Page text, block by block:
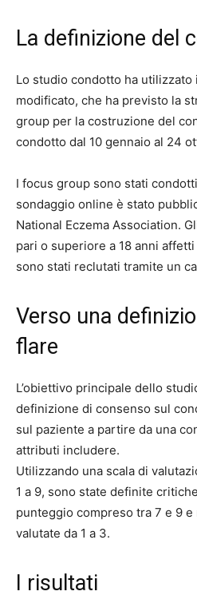
La definizione del
Lo studio condotto ha utilizzato
modificato, che ha previsto la
group per la costruzione del
condotto dal 10 gennaio al 24
I focus group sono stati
sondaggio online è stato
National Eczema Association.
pari o superiore a 18 anni
sono stati reclutati tramite un
Verso una
flare
L’obiettivo principale dello
definizione di consenso sul
sul paziente a partire da una
attributi includere.
Utilizzando una scala di
1 a 9, sono state definite
punteggio compreso tra 7 e 9
valutate da 1 a 3.
I risultati